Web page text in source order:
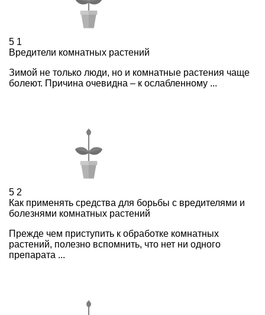
5 1
Вредители комнатных растений
Зимой не только люди, но и комнатные растения чаще
болеют. Причина очевидна – к ослабленному ...
5 2
Как применять средства для борьбы с вредителями и
болезнями комнатных растений
Прежде чем приступить к обработке комнатных
растений, полезно вспомнить, что нет ни одного
препарата ...